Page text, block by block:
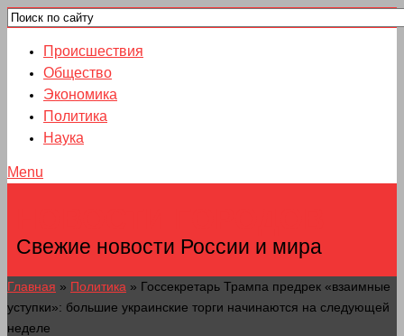
Происшествия
Общество
Экономика
Политика
Наука
Menu
Свежие новости России и мира
Главная » Политика » Госсекретарь Трампа предрек «взаимные
уступки»: большие украинские торги начинаются на следующей
неделе